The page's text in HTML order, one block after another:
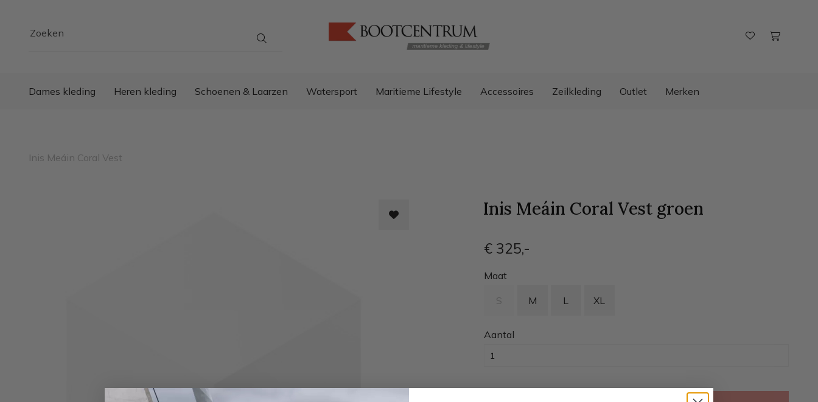
Zoeken
Dames kleding Heren kleding Schoenen & Laarzen Watersport Maritieme Lifestyle Accessoires Zeilkleding Outlet Merken
Inis Meáin Coral Vest
Inis Meáin Coral Vest groen
€ 325,-
Maat
S M L XL
Aantal